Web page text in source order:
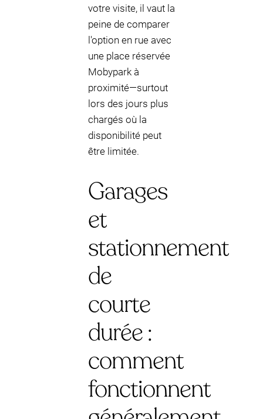
votre visite, il vaut la
peine de comparer
l'option en rue avec
une place réservée
Mobypark à
proximité—surtout
lors des jours plus
chargés où la
disponibilité peut
être limitée.
Garages
et
stationnement
de
courte
durée :
comment
fonctionnent